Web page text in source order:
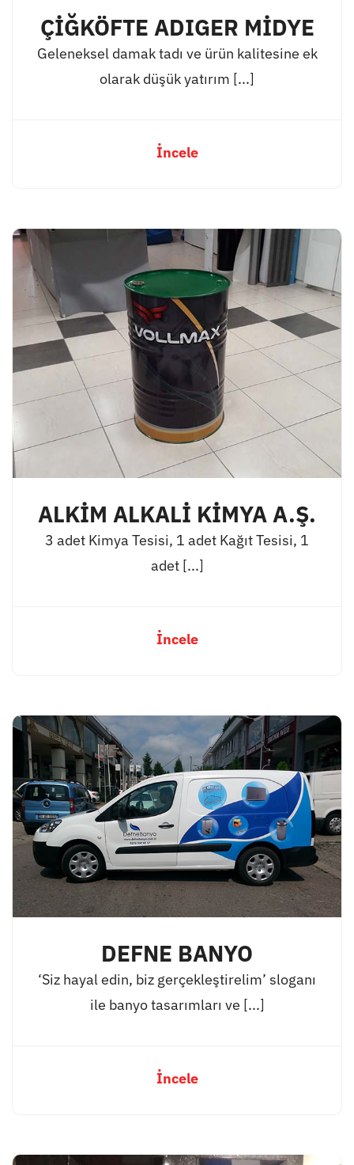
ÇİĞKÖFTE ADIGER MİDYE
Geleneksel damak tadı ve ürün kalitesine ek
olarak düşük yatırım [...]
İncele
ALKİM ALKALİ KİMYA A.Ş.
3 adet Kimya Tesisi, 1 adet Kağıt Tesisi, 1
adet [...]
İncele
DEFNE BANYO
‘Siz hayal edin, biz gerçekleştirelim’ sloganı
ile banyo tasarımları ve [...]
İncele